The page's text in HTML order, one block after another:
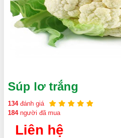
Súp lơ trắng
134đánh giá
184người đã mua
Liên hệ